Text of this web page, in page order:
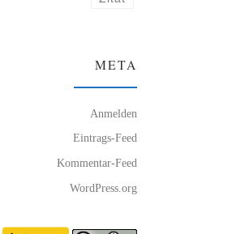
META
Anmelden
Eintrags-Feed
Kommentar-Feed
WordPress.org